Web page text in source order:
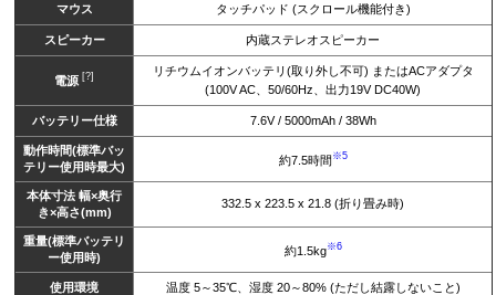
マウス タッチパッド (スクロール機能付き)
スピーカー 内蔵ステレオスピーカー
電源 [?]
リチウムイオンバッテリ(取り外し不可) またはACアダプタ
(100V AC、50/60Hz、出力19V DC40W)
バッテリー仕様 7.6V / 5000mAh / 38Wh
動作時間(標準バッ
テリー使用時最大)
約7.5時間※5
本体寸法 幅×奥行
き×高さ(mm)
332.5 x 223.5 x 21.8 (折り畳み時)
重量(標準バッテリ
ー使用時)
約1.5kg※6
使用環境 温度 5～35℃、湿度 20～80% (ただし結露しないこと)